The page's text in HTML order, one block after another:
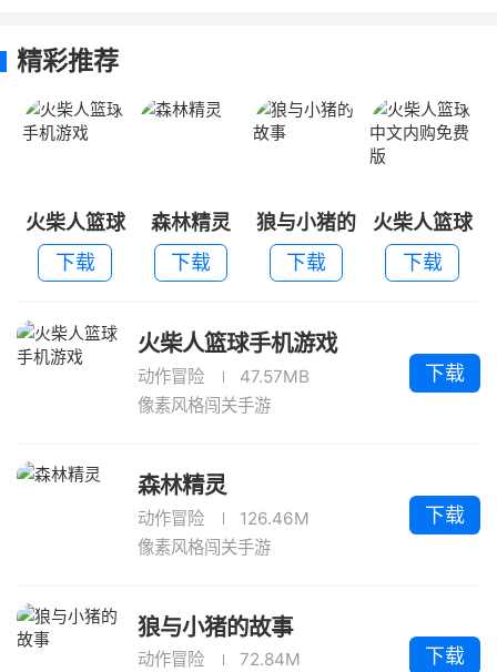
精彩推荐
火柴人篮球
手机游戏
下载
森林精灵
下载
狼与小猪的
故事
下载
火柴人篮球
中文内购免
费版
下载
火柴人篮球手机游戏
动作冒险
47.57MB
像素风格闯关手游
下载
森林精灵
动作冒险
126.46M
像素风格闯关手游
下载
狼与小猪的故事
动作冒险
72.84M
下载